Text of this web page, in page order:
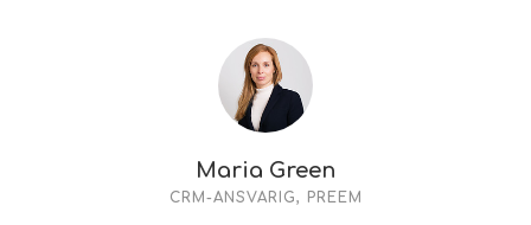
Maria Green
CRM-ANSVARIG, PREEM